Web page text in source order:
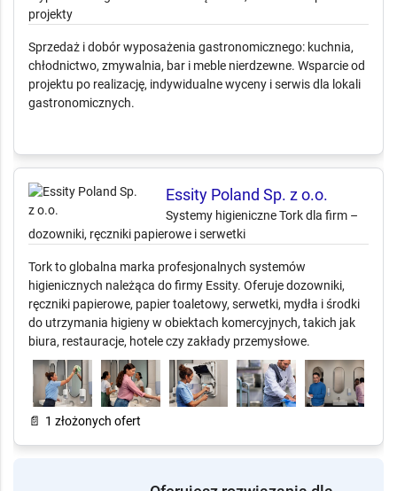
Gastro-Trade
Wyposażenie gastronomii – urządzenia, meble i
kompleksowe projekty
Sprzedaż i dobór wyposażenia gastronomicznego: kuchnia,
chłodnictwo, zmywalnia, bar i meble nierdzewne. Wsparcie od
Essity Poland Sp. z o.o.
Systemy higieniczne Tork dla firm – dozowniki, ręczniki
papierowe i serwetki
Tork to globalna marka profesjonalnych systemów
higienicznych należąca do firmy Essity. Oferuje dozowniki,
ręczniki papierowe, papier toaletowy, serwetki, mydła i środki
do utrzymania higieny w obiektach komercyjnych, takich jak
biura, restauracje, hotele czy zakłady przemysłowe.